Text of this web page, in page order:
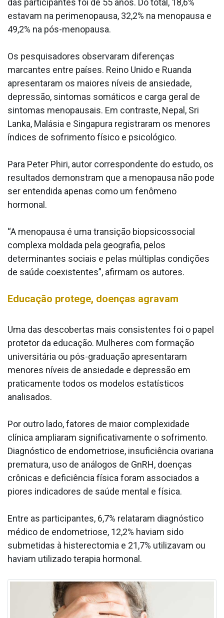
das participantes foi de 55 anos. Do total, 18,6%
estavam na perimenopausa, 32,2% na menopausa e
49,2% na pós-menopausa.
Os pesquisadores observaram diferenças
marcantes entre países. Reino Unido e Ruanda
apresentaram os maiores níveis de ansiedade,
depressão, sintomas somáticos e carga geral de
sintomas menopausais. Em contraste, Nepal, Sri
Lanka, Malásia e Singapura registraram os menores
índices de sofrimento físico e psicológico.
Para Peter Phiri, autor correspondente do estudo, os
resultados demonstram que a menopausa não pode
ser entendida apenas como um fenômeno
hormonal.
“A menopausa é uma transição biopsicossocial
complexa moldada pela geografia, pelos
determinantes sociais e pelas múltiplas condições
de saúde coexistentes”, afirmam os autores.
Educação protege, doenças agravam
Uma das descobertas mais consistentes foi o papel
protetor da educação. Mulheres com formação
universitária ou pós-graduação apresentaram
menores níveis de ansiedade e depressão em
praticamente todos os modelos estatísticos
analisados.
Por outro lado, fatores de maior complexidade
clínica ampliaram significativamente o sofrimento.
Diagnóstico de endometriose, insuficiência ovariana
prematura, uso de análogos de GnRH, doenças
crônicas e deficiência física foram associados a
piores indicadores de saúde mental e física.
Entre as participantes, 6,7% relataram diagnóstico
médico de endometriose, 12,2% haviam sido
submetidas à histerectomia e 21,7% utilizavam ou
haviam utilizado terapia hormonal.